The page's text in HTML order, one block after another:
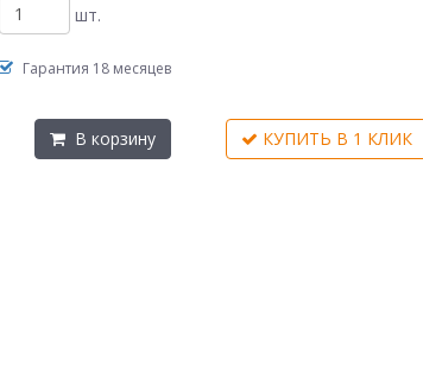
шт.
Гарантия 18 месяцев
В корзину КУПИТЬ В 1 КЛИК